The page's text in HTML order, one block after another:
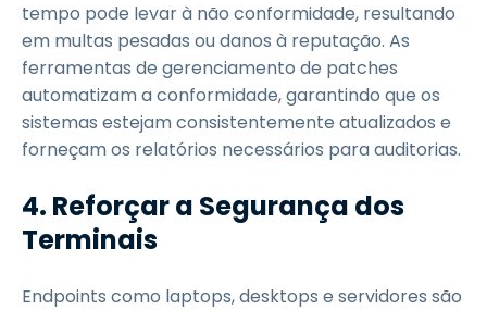
tempo pode levar à não conformidade, resultando
em multas pesadas ou danos à reputação. As
ferramentas de gerenciamento de patches
automatizam a conformidade, garantindo que os
sistemas estejam consistentemente atualizados e
forneçam os relatórios necessários para auditorias.
4. Reforçar a Segurança dos
Terminais
Endpoints como laptops, desktops e servidores são